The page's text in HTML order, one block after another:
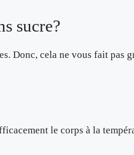
sucre?
Donc, cela ne vous fait pas
le corps à la